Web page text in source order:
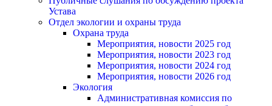
Устава
Отдел экологии и охраны труда
Охрана труда
Мероприятия, новости 2025 год
Мероприятия, новости 2023 год
Мероприятия, новости 2024 год
Мероприятия, новости 2026 год
Экология
Административная комиссия по